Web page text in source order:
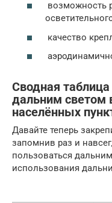
возможность
качество
Сводная
дальним светом
населённых
Давайте теперь
запомнив раз и
пользоваться
использования